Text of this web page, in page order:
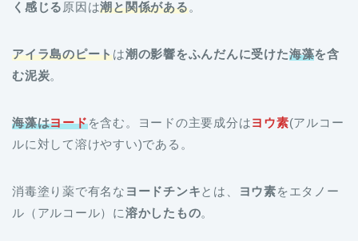
く感じる 原因は潮と関係がある。
アイラ島のピートは潮の影響をふんだんに受けた海藻を含
む泥炭。
海藻はヨードを含む。ヨードの主要成分はヨウ素(アルコー
ルに対して溶けやすい)である。
消毒塗り薬で有名な ヨードチンキとは、 ヨウ素をエタノー
ル（アルコール）に溶かしたもの。